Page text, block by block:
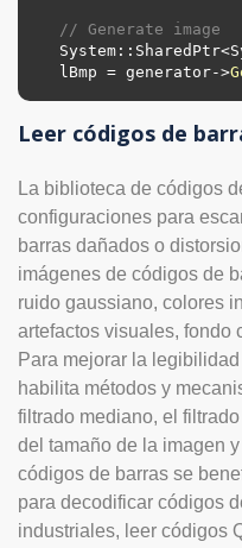
// Generate image
lBmp = generator->
Leer códigos de
La biblioteca de códigos
configuraciones para
barras dañados o
imágenes de códigos de
ruido gaussiano, colores
artefactos visuales, fondo
Para mejorar la
habilita métodos y
filtrado mediano, el
del tamaño de la imagen
códigos de barras se
para decodificar códigos
industriales, leer códigos